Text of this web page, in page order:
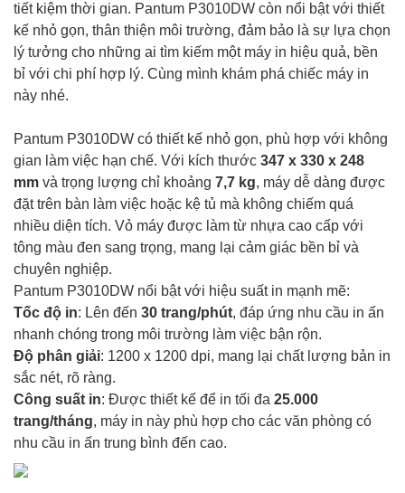
tiết kiệm thời gian. Pantum P3010DW còn nổi bật với thiết
kế nhỏ gọn, thân thiện môi trường, đảm bảo là sự lựa chọn
lý tưởng cho những ai tìm kiếm một máy in hiệu quả, bền
bỉ với chi phí hợp lý. Cùng mình khám phá chiếc máy in
này nhé.
Pantum P3010DW có thiết kế nhỏ gọn, phù hợp với không
gian làm việc hạn chế. Với kích thước 347 x 330 x 248
mm và trọng lượng chỉ khoảng 7,7 kg, máy dễ dàng được
đặt trên bàn làm việc hoặc kệ tủ mà không chiếm quá
nhiều diện tích. Vỏ máy được làm từ nhựa cao cấp với
tông màu đen sang trọng, mang lại cảm giác bền bỉ và
chuyên nghiệp.
Pantum P3010DW nổi bật với hiệu suất in mạnh mẽ:
Tốc độ in: Lên đến 30 trang/phút, đáp ứng nhu cầu in ấn
nhanh chóng trong môi trường làm việc bận rộn.
Độ phân giải: 1200 x 1200 dpi, mang lại chất lượng bản in
sắc nét, rõ ràng.
Công suất in: Được thiết kế để in tối đa 25.000
trang/tháng, máy in này phù hợp cho các văn phòng có
nhu cầu in ấn trung bình đến cao.